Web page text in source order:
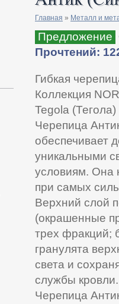
Главная » Металл и
Предложение
Прочтений:
Гибкая
Коллекция
Tegola (Тегола)
Черепица
обеспечивает
уникальными
условиям. Она
при самых
Верхний слой
(окрашенные
трех фракций;
гранулята
света и
службы кровли.
Черепица